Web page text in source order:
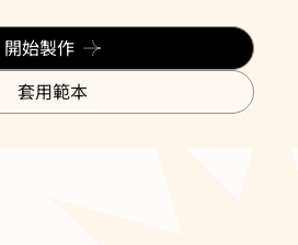
開始製作
套用範本